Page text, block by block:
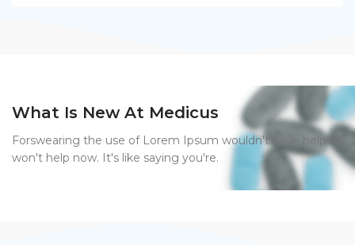
What Is New At Medicus
Forswearing the use of Lorem Ipsum wouldn't have helped,
won't help now. It's like saying you're.